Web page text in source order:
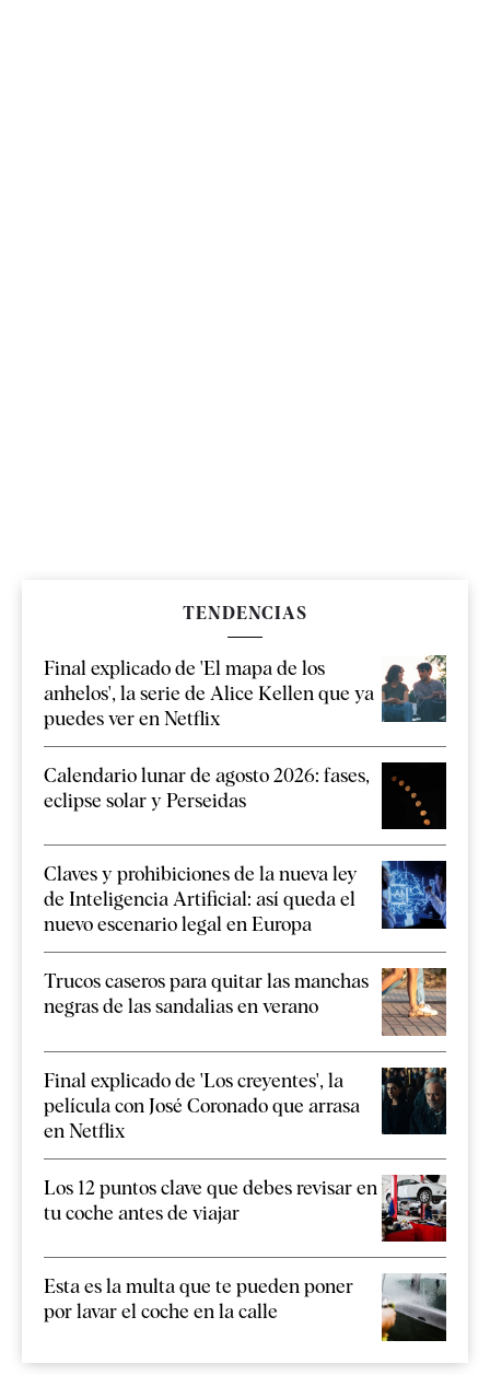
TENDENCIAS
Final explicado de 'El mapa de los
anhelos', la serie de Alice Kellen que ya
puedes ver en Netflix
Calendario lunar de agosto 2026: fases,
eclipse solar y Perseidas
Claves y prohibiciones de la nueva ley
de Inteligencia Artificial: así queda el
nuevo escenario legal en Europa
Trucos caseros para quitar las manchas
negras de las sandalias en verano
Final explicado de 'Los creyentes', la
película con José Coronado que arrasa
en Netflix
Los 12 puntos clave que debes revisar en
tu coche antes de viajar
Esta es la multa que te pueden poner
por lavar el coche en la calle